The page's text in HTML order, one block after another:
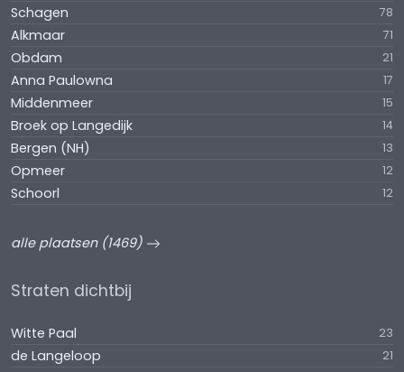
Schagen 78
Alkmaar 71
Obdam 21
Anna Paulowna 17
Middenmeer 15
Broek op Langedijk 14
Bergen (NH) 13
Opmeer 12
Schoorl 12
alle plaatsen (1469)
Straten dichtbij
Witte Paal 23
de Langeloop 21